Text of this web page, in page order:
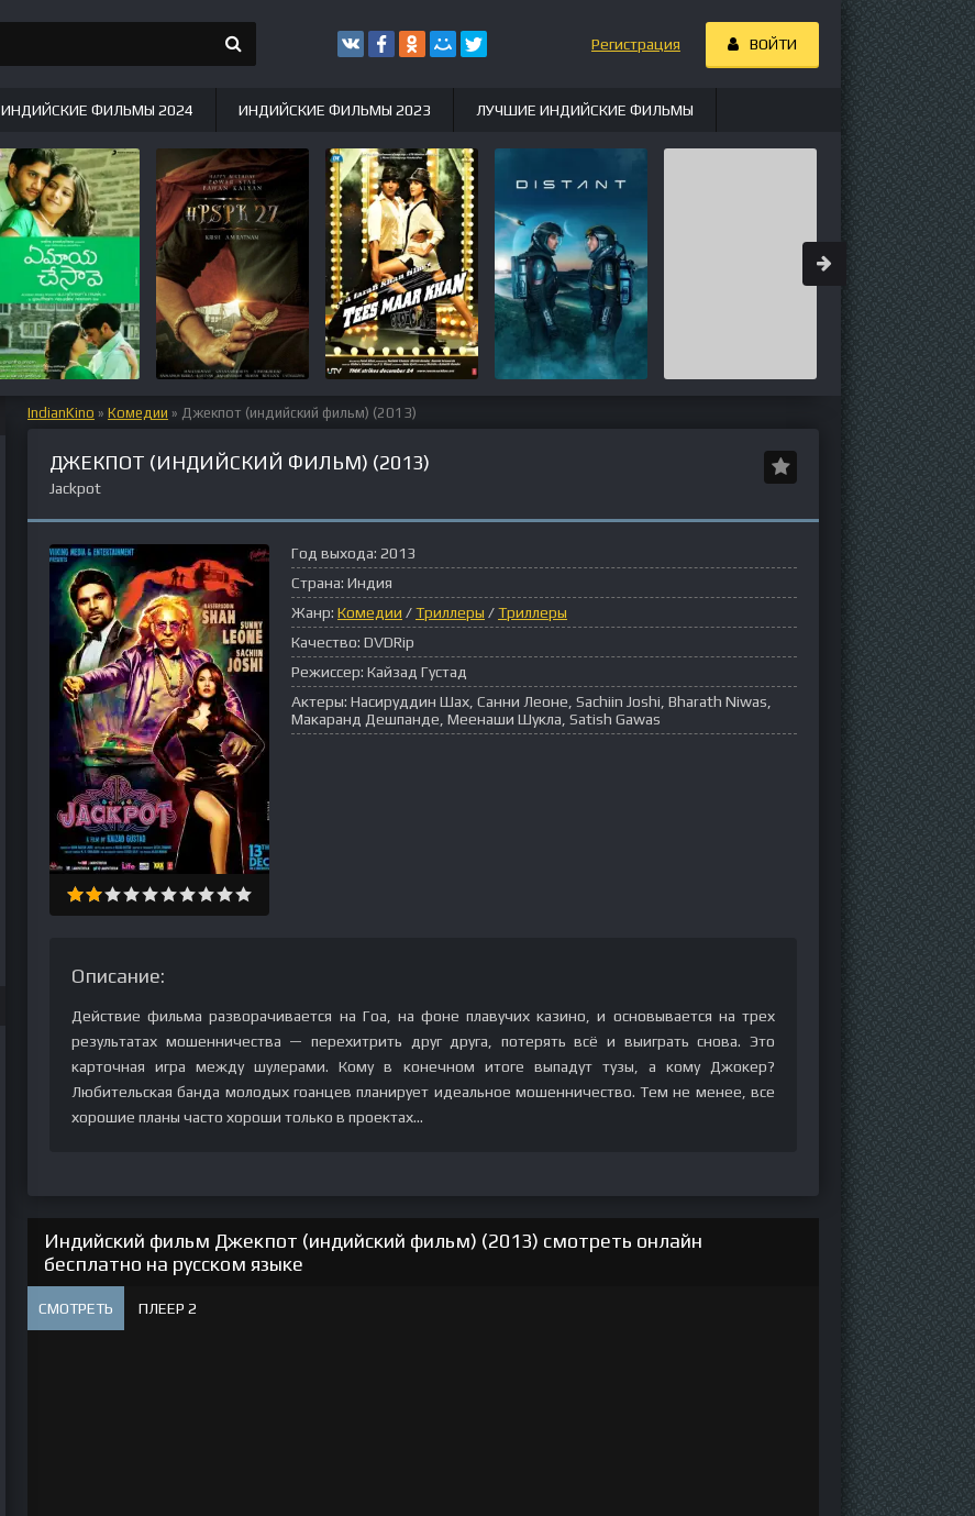
IndianKino » Комедии » Джекпот (индийский фильм) (2013)
ДЖЕКПОТ (ИНДИЙСКИЙ ФИЛЬМ) (2013)
Jackpot
Год выхода: 2013
Страна: Индия
Жанр: Комедии /Триллеры /Триллеры
Качество: DVDRip
Режиссер: Кайзад Густад
Актеры: Насируддин Шах, Санни Леоне, Sachiin Joshi, Bharath Niwas,
Макаранд Дешпанде, Меенаши Шукла, Satish Gawas
Описание:
Действие фильма разворачивается на Гоа, на фоне плавучих казино, и основывается на трех
результатах мошенничества — перехитрить друг друга, потерять всё и выиграть снова. Это
карточная игра между шулерами. Кому в конечном итоге выпадут тузы, а кому Джокер?
Любительская банда молодых гоанцев планирует идеальное мошенничество. Тем не менее, все
хорошие планы часто хороши только в проектах...
Индийский фильм Джекпот (индийский фильм) (2013) смотреть онлайн
бесплатно на русском языке
СМОТРЕТЬ ПЛЕЕР 2
Регистрация ВОЙТИ
ИНДИЙСКИЕ ФИЛЬМЫ 2024 ИНДИЙСКИЕ ФИЛЬМЫ 2023 ЛУЧШИЕ ИНДИЙСКИЕ ФИЛЬМЫ